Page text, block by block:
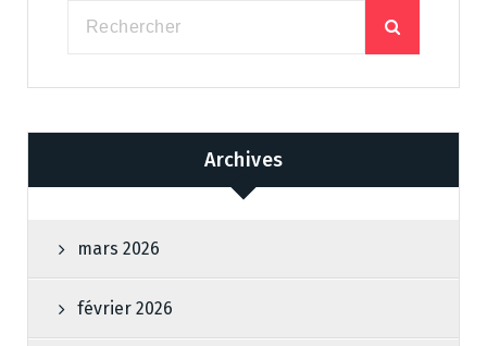
Archives
mars 2026
février 2026